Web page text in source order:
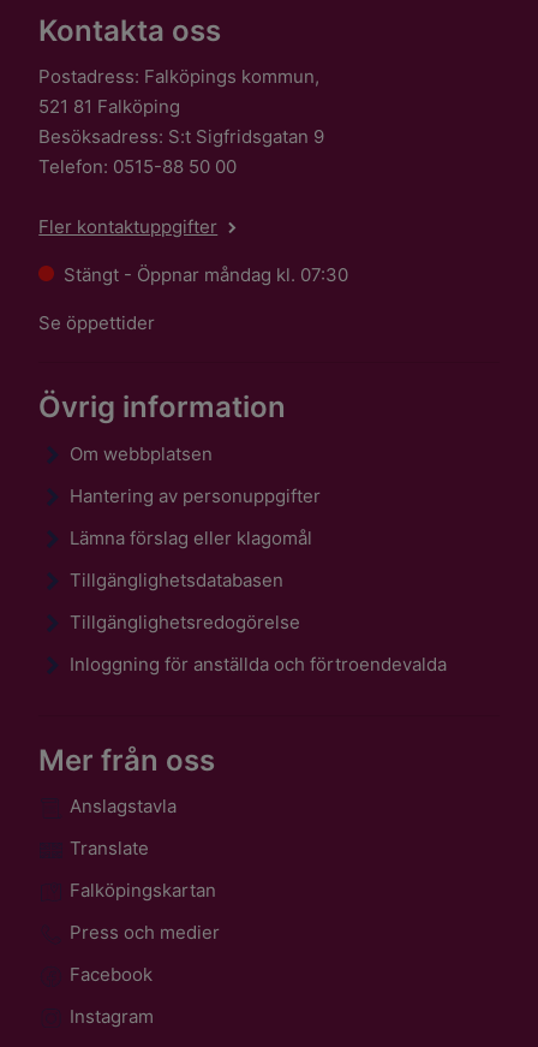
Kontakta oss
Postadress: Falköpings kommun,
521 81 Falköping
Besöksadress: S:t Sigfridsgatan 9
Telefon: 0515-88 50 00
Fler kontaktuppgifter
Stängt - Öppnar måndag kl. 07:30
Se öppettider
Övrig information
Om webbplatsen
Hantering av personuppgifter
Lämna förslag eller klagomål
Tillgänglighetsdatabasen
Tillgänglighetsredogörelse
Inloggning för anställda och förtroendevalda
Mer från oss
Anslagstavla
Translate
Falköpingskartan
Press och medier
Facebook
Instagram